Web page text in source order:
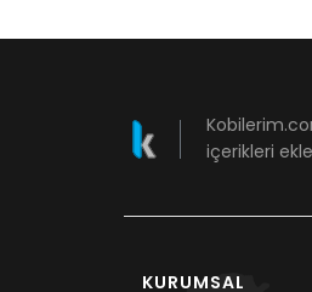
içerikleri
KURUMSAL